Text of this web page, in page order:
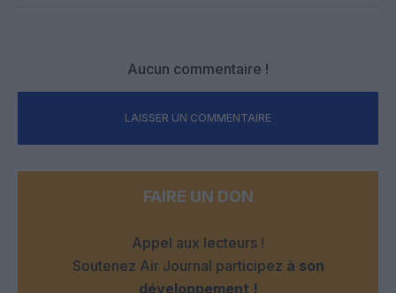
Aucun commentaire !
LAISSER UN COMMENTAIRE
FAIRE UN DON
Appel aux lecteurs !
Soutenez Air Journal participez à son
développement !